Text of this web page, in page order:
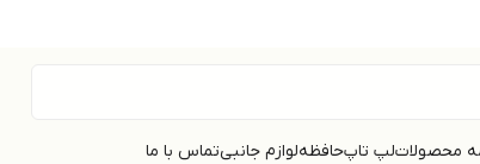
محصولاتلپ تاپحافظهلوازم جانبیتماس با ما